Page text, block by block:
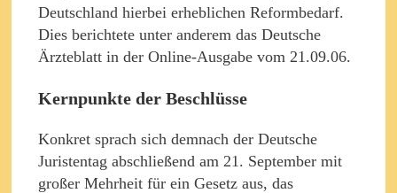
Deutschland hierbei erheblichen Reformbedarf.
Dies berichtete unter anderem das Deutsche
Ärzteblatt in der Online-Ausgabe vom 21.09.06.
Kernpunkte der Beschlüsse
Konkret sprach sich demnach der Deutsche
Juristentag abschließend am 21. September mit
großer Mehrheit für ein Gesetz aus, das